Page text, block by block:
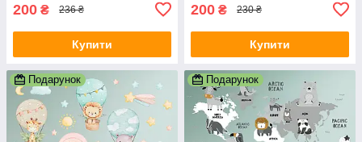
200 ₴ 236 ₴
Купити
200 ₴ 230 ₴
Купити
Подарунок Подарунок